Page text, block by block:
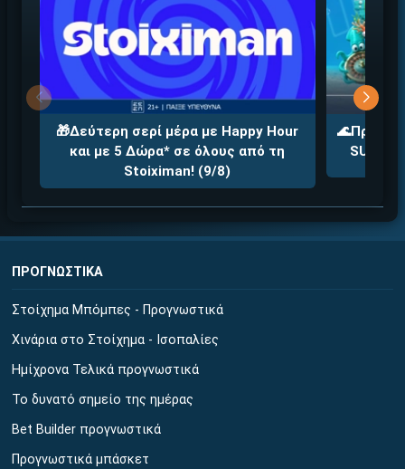
🎁Δεύτερη σερί μέρα με Happy Hour
και με 5 Δώρα* σε όλους από τη
Stoiximan! (9/8)
ΠΡΟΓΝΩΣΤΙΚΑ
Στοίχημα Μπόμπες - Προγνωστικά
Χινάρια στο Στοίχημα - Ισοπαλίες
Ημίχρονα Τελικά προγνωστικά
Το δυνατό σημείο της ημέρας
Bet Builder προγνωστικά
Προγνωστικά μπάσκετ
Εύκολη εγγραφή
Άμεση ταυτοποίηση
Γρήγορες αναλήψεις
↪ΠΑΙΞΕ ΝΟΜΙΜΑ
ΕΕΕΠ | 21+ | ΠΑΙΞΕ ΥΠΕΥΘΥΝΑ